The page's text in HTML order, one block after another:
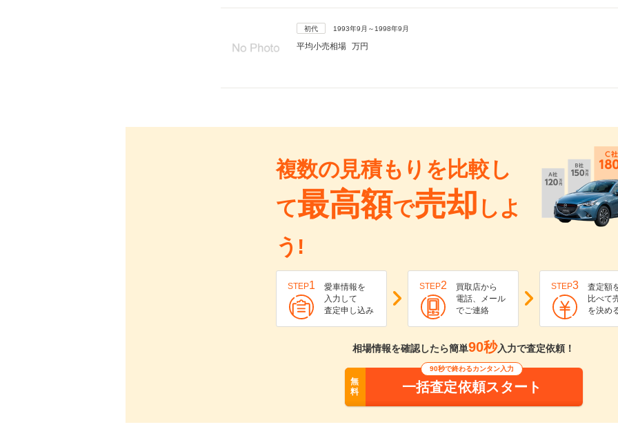
初代 1993年9月～1998年9月
平均小売相場 万円
複数の見積もりを比較し
て最高額で売却 しよ
う!
STEP1
愛車情報を
入力して
査定申し込み
STEP2
買取店から
電話、メール
でご連絡
STEP3
査定額
比べて
を決め
相場情報を確認したら簡単90秒入力で査定依頼！
無
料
90秒で終わるカンタン入力
一括査定依頼スタート